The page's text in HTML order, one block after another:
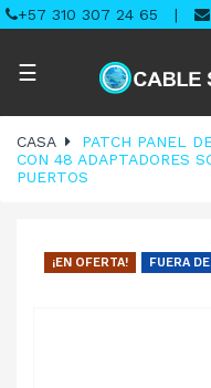
+57 310 307 24 65 |
Navegación
palanca
☰
CASA
PATCH PANEL
CON 48 ADAPTADORES
PUERTOS
¡EN OFERTA! FUERA